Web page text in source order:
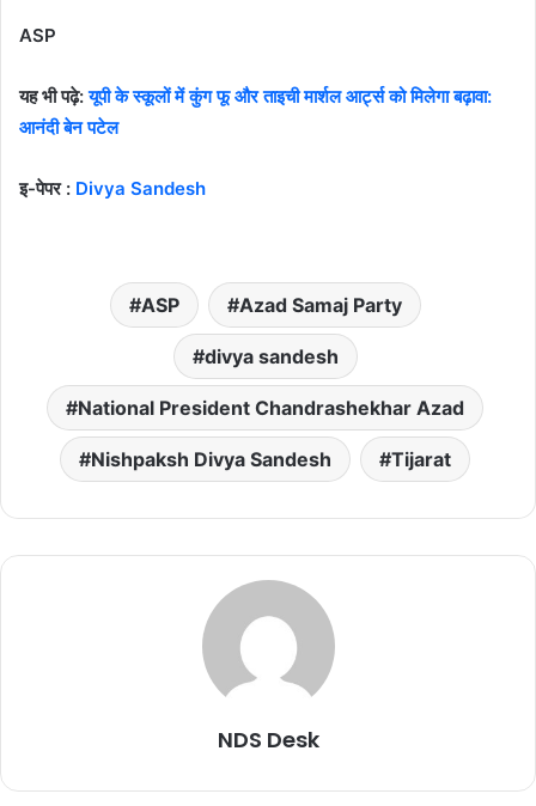
ASP
यह भी पढ़े:यूपी के स्कूलों में कुंग फू और ताइची मार्शल आर्ट्स को मिलेगा बढ़ावा:
आनंदी बेन पटेल
इ-पेपर : Divya Sandesh
ASP Azad Samaj Party
divya sandesh
National President Chandrashekhar Azad
Nishpaksh Divya Sandesh Tijarat
NDS Desk